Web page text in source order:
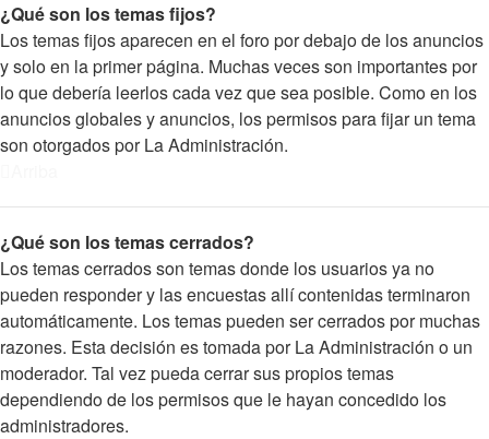
¿Qué son los temas fijos?
Los temas fijos aparecen en el foro por debajo de los anuncios
y solo en la primer página. Muchas veces son importantes por
lo que debería leerlos cada vez que sea posible. Como en los
anuncios globales y anuncios, los permisos para fijar un tema
son otorgados por La Administración.
¿Qué son los temas cerrados?
Los temas cerrados son temas donde los usuarios ya no
pueden responder y las encuestas allí contenidas terminaron
automáticamente. Los temas pueden ser cerrados por muchas
razones. Esta decisión es tomada por La Administración o un
moderador. Tal vez pueda cerrar sus propios temas
dependiendo de los permisos que le hayan concedido los
administradores.